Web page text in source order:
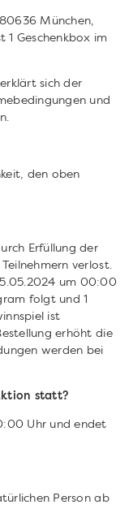
München,
Geschenkbox im
sich der
und
den oben
Erfüllung der
verlost.
um 00:00
folgt und 1
ist
erhöht die
werden bei
statt?
Uhr und endet
Person ab